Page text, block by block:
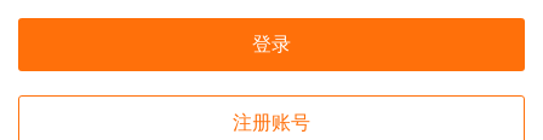
登录
注册账号